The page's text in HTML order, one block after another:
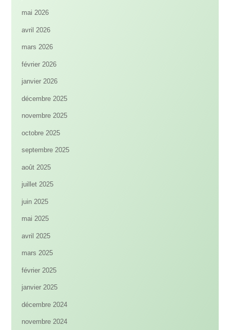
mai 2026
avril 2026
mars 2026
février 2026
janvier 2026
décembre 2025
novembre 2025
octobre 2025
septembre 2025
août 2025
juillet 2025
juin 2025
mai 2025
avril 2025
mars 2025
février 2025
janvier 2025
décembre 2024
novembre 2024